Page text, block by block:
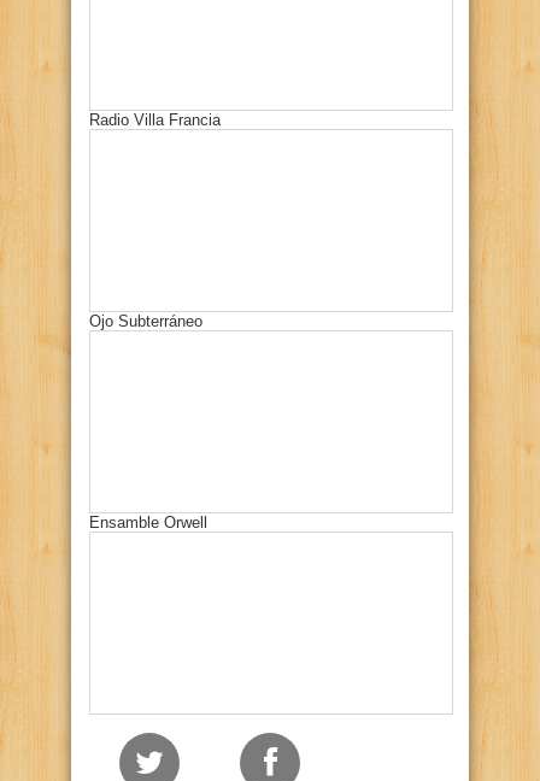
Radio Villa Francia
Ojo Subterráneo
Ensamble Orwell